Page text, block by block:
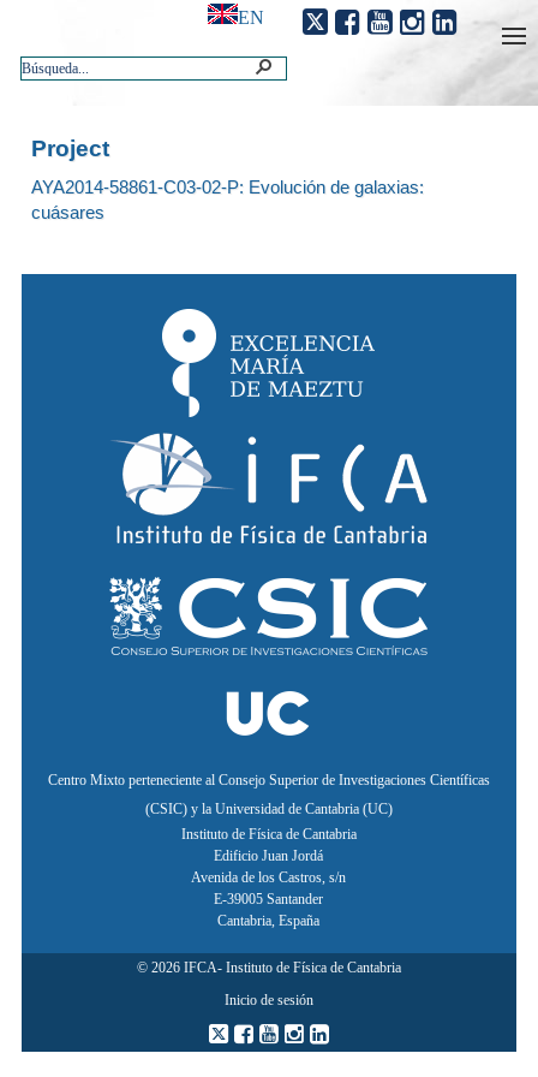
EN
Project
AYA2014-58861-C03-02-P: Evolución de galaxias:
cuásares
Centro Mixto perteneciente al Consejo Superior de Investigaciones Científicas
(CSIC) y la Universidad de Cantabria (UC)
Instituto de Física de Cantabria
Edificio Juan Jordá
Avenida de los Castros, s/n
E-39005 Santander
Cantabria, España
© 2026IFCA- Instituto de Física de Cantabria
Inicio de sesión